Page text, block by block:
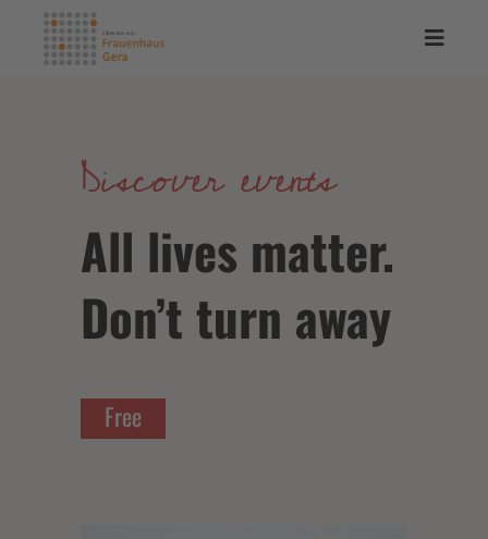
Discover events
All lives matter.
Don’t turn away
Free